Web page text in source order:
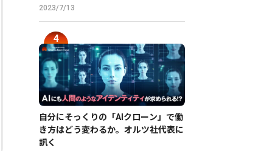
2023/7/13
自分にそっくりの「AIクローン」で働
き方はどう変わるか。オルツ社代表に
訊く